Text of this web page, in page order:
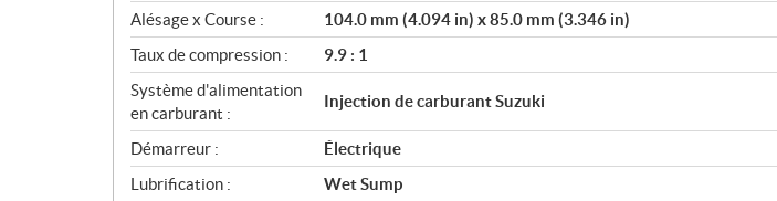
t
i
o
n
s
Alésage x Course :
104.0 mm (4.094 in) x 85.0 mm (3.346 in)
Taux de compression :
9.9 : 1
Système d'alimentation
en carburant :
Injection de carburant Suzuki
Démarreur :
Électrique
Lubrification :
Wet Sump